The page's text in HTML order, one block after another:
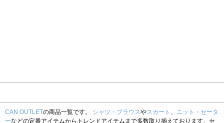
CAN OUTLETの商品一覧です。 シャツ・ブラウスやスカート 、 ニット・セータ
ーなどの定番アイテムからトレンドアイテムまで多数取り揃えております。セ